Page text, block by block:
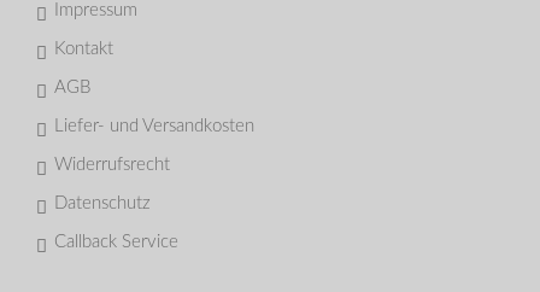
Impressum
Kontakt
AGB
Liefer- und Versandkosten
Widerrufsrecht
Datenschutz
Callback Service